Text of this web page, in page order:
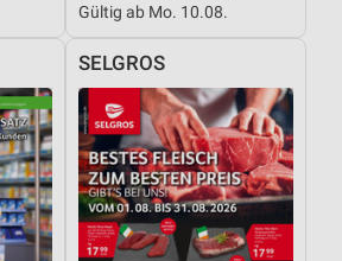
Gültig ab Mo. 10.08.
SELGROS